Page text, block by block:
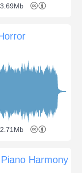
3.69Mb
2.71Mb
Harmony